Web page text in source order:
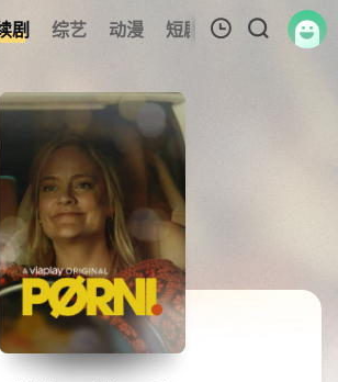
剧 综艺 动漫 短剧大全 纪录片
暂无观看影片的记录